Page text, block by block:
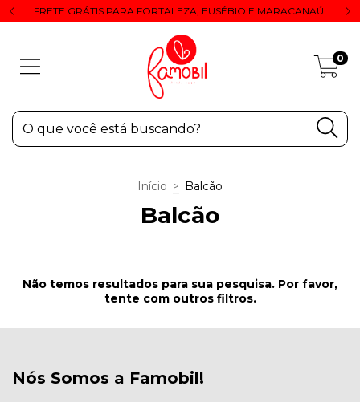
FRETE GRÁTIS PARA FORTALEZA, EUSÉBIO E MARACANAÚ.
0
Início > Balcão
Balcão
Não temos resultados para sua pesquisa. Por favor,
tente com outros filtros.
Nós Somos a Famobil!